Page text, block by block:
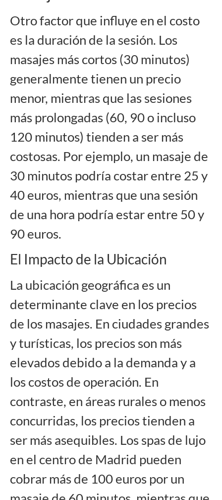
Otro factor que influye en el costo
es la duración de la sesión. Los
masajes más cortos (30 minutos)
generalmente tienen un precio
menor, mientras que las sesiones
más prolongadas (60, 90 o incluso
120 minutos) tienden a ser más
costosas. Por ejemplo, un masaje de
30 minutos podría costar entre 25 y
40 euros, mientras que una sesión
de una hora podría estar entre 50 y
90 euros.
El Impacto de la Ubicación
La ubicación geográfica es un
determinante clave en los precios
de los masajes. En ciudades grandes
y turísticas, los precios son más
elevados debido a la demanda y a
los costos de operación. En
contraste, en áreas rurales o menos
concurridas, los precios tienden a
ser más asequibles. Los spas de lujo
en el centro de Madrid pueden
cobrar más de 100 euros por un